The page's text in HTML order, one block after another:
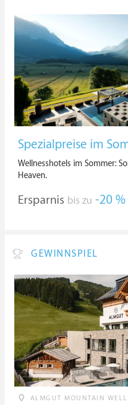
Spezialpreise im
Wellnesshotels im Sommer:
Heaven.
Ersparnis bis zu -20 %
GEWINNSPIEL
ALMGUT MOUNTAIN